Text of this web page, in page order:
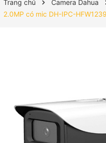
Trang chủ Camera Dahua
2.0MP có mic DH-IPC-